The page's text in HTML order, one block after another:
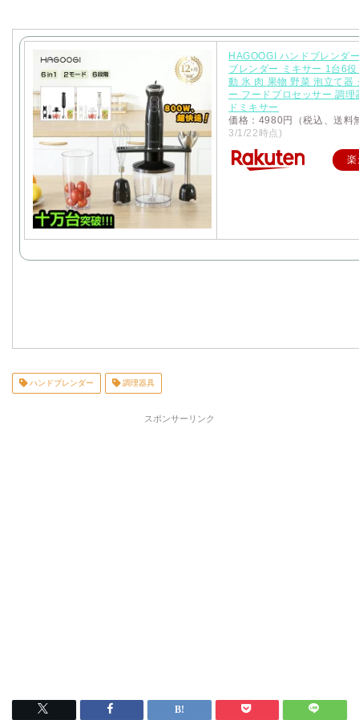
HAGOOGI ハンドブレンダ
ブレンダー ミキサー 1台6
動 氷 肉 果物 野菜 泡立て器
ー フードプロセッサー 調理
ドミキサー
価格：4980円（税込、送料
3/1/22時点)
ハンドブレンダー 調理器具
スポンサーリンク